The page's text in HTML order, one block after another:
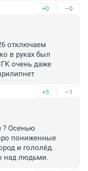
+0 –0
отключаем
в руках был
очень даже
+5 –1
? Осенью
пониженные
и гололёд.
над людьми.